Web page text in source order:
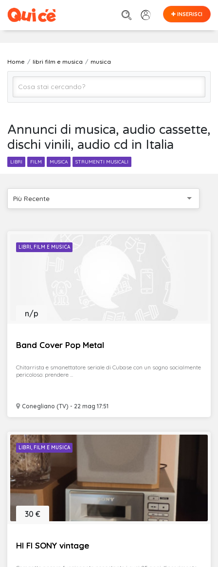
INSERISCI
Home libri film e musica musica
Tutta Italia
Annunci di musica, audio cassette,
dischi vinili, audio cd in Italia
LIBRI FILM MUSICA STRUMENTI MUSICALI
Più Recente
LIBRI, FILM E MUSICA
Band Cover Pop Metal
Conegliano (TV) - 22 mag 17:51
n/p
Chitarrista e smanettatore seriale di Cubase con un sogno socialmente
pericoloso: prendere ...
LIBRI, FILM E MUSICA
HI FI SONY vintage
30 €